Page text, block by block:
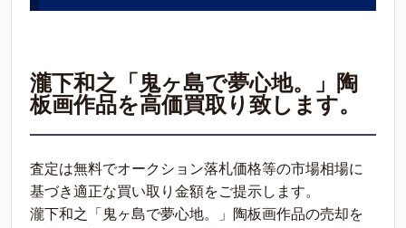
瀧下和之「鬼ヶ島で夢心地。」陶
板画作品を高価買取り致します。
査定は無料でオークション落札価格等の市場相場に
基づき適正な買い取り金額をご提示します。
瀧下和之「鬼ヶ島で夢心地。」陶板画作品の売却を